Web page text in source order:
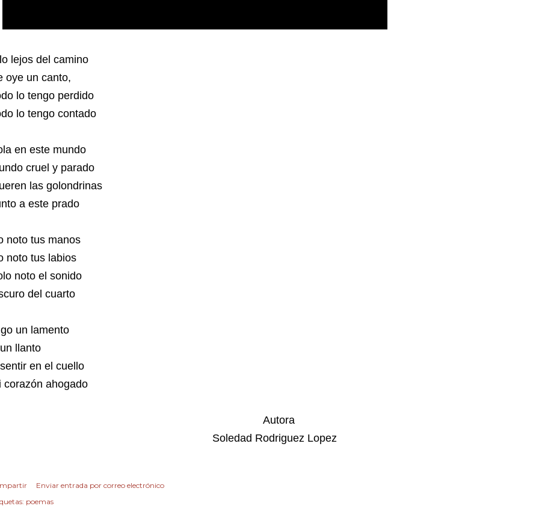
lejos del camino
oye un canto,
lo tengo perdido
lo tengo contado
en este mundo
cruel y parado
las golondrinas
a este prado
noto tus manos
noto tus labios
noto el sonido
del cuarto
un lamento
llanto
en el cuello
corazón ahogado
Autora
Soledad Rodriguez Lopez
Enviar entrada por correo electrónico
poemas